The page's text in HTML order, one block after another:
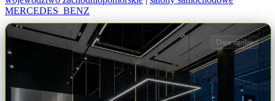
MERCEDES_BENZ
Dane ogólne